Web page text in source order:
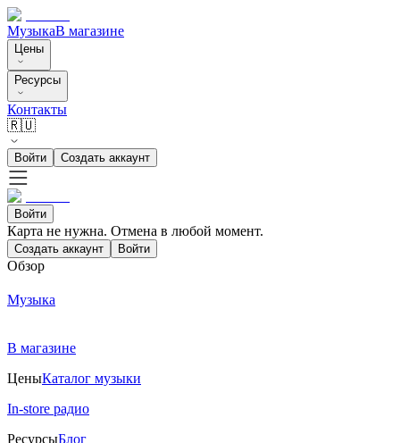
МузыкаВ магазине
Цены
Ресурсы
Контакты
🇷🇺
Войти Создать аккаунт
Войти
Карта не нужна. Отмена в любой момент.
Создать аккаунт Войти
Обзор
Музыка
В магазине
ЦеныКаталог музыки
In-store радио
РесурсыБлог